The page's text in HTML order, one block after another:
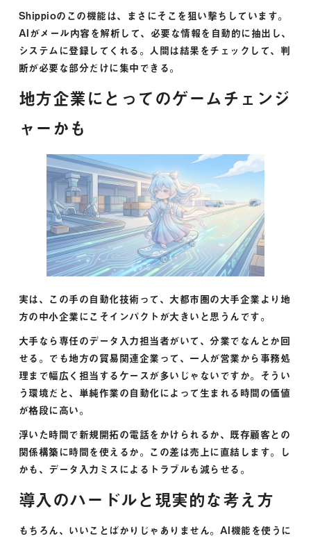
Shippioのこの機能は、まさにそこを狙い撃ちしています。
AIがメール内容を解析して、必要な情報を自動的に抽出し、
システムに登録してくれる。人間は結果をチェックして、判
断が必要な部分だけに集中できる。
地方企業にとってのゲームチェンジ
ャーかも
実は、この手の自動化技術って、大都市圏の大手企業より地
方の中小企業にこそインパクトが大きいと思うんです。
大手なら専任のデータ入力担当者がいて、分業でなんとか回
せる。でも地方の貿易関連企業って、一人が営業から事務処
理まで幅広く担当するケースが多いじゃないですか。そうい
う環境だと、単純作業の自動化によって生まれる時間の価値
が格段に高い。
浮いた時間で新規開拓の電話をかけられるか、既存顧客との
関係構築に時間を使えるか。この差は売上に直結します。し
かも、データ入力ミスによるトラブルも減らせる。
導入のハードルと現実的な考え方
もちろん、いいことばかりじゃありません。AI機能を使うに